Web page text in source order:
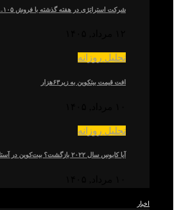
شرکت استراتژی در هفته گذشته با فروش ۱۰۵…
تحلیل روزانه
افت قیمت بیتکوین به زیر۶۳هزار
تحلیل روزانه
آیا کابوس سال ۲۰۲۲ بازگشت؟ بیت‌کوین در آستانه…
اخبار